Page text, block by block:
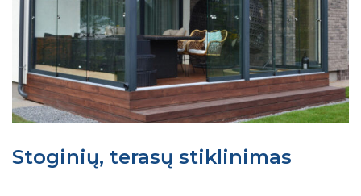
Stoginių, terasų stiklinimas